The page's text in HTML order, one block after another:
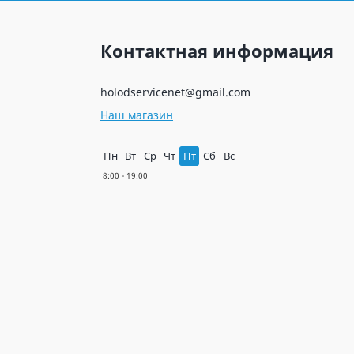
Контактная информация
holodservicenet@gmail.com
Наш магазин
Пн Вт Ср Чт Пт Сб Вс